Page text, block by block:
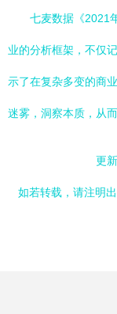
七麦数据《2021
业的分析框架，不仅
示了在复杂多变的商
迷雾，洞察本质，从
更
如若转载，请注明